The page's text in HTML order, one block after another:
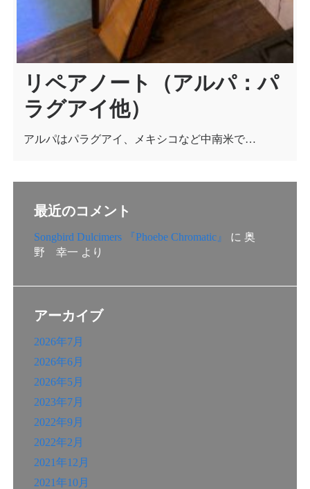
リペアノート（アルパ：パ
ラグアイ他）
アルパはパラグアイ、メキシコなど中南米で…
最近のコメント
Songbird Dulcimers 『Phoebe Chromatic』 に 奥
野 幸一 より
アーカイブ
2026年7月
2026年6月
2026年5月
2023年7月
2022年9月
2022年2月
2021年12月
2021年10月